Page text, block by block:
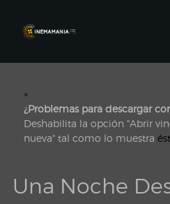
×
¿Problemas para descargar
Deshabilita la opción "Abrir
nueva" tal como lo muestra
Una Noche